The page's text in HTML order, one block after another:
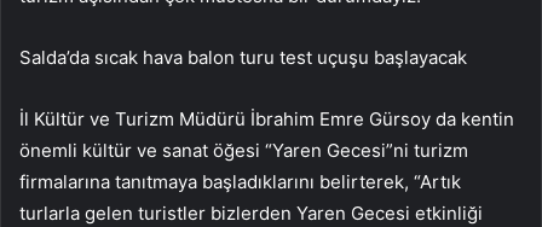
Salda’da sıcak hava balon turu test uçuşu başlayacak
İl Kültür ve Turizm Müdürü İbrahim Emre Gürsoy da kentin
önemli kültür ve sanat öğesi “Yaren Gecesi”ni turizm
firmalarına tanıtmaya başladıklarını belirterek, “Artık
turlarla gelen turistler bizlerden Yaren Gecesi etkinliği